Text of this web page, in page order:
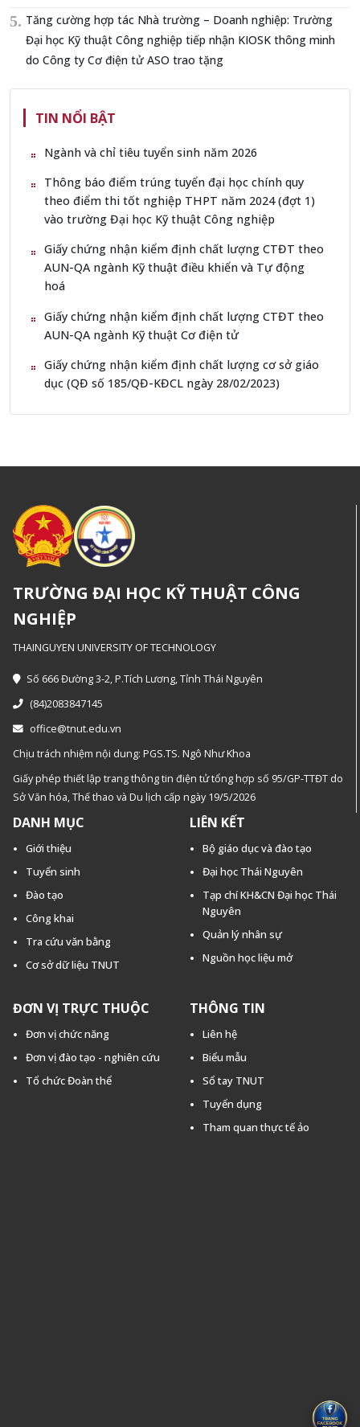
Tăng cường hợp tác Nhà trường – Doanh nghiệp: Trường
Đại học Kỹ thuật Công nghiệp tiếp nhận KIOSK thông minh
do Công ty Cơ điện tử ASO trao tặng
TIN NỔI BẬT
Ngành và chỉ tiêu tuyển sinh năm 2026
Thông báo điểm trúng tuyển đại học chính quy
theo điểm thi tốt nghiệp THPT năm 2024 (đợt 1)
vào trường Đại học Kỹ thuật Công nghiệp
Giấy chứng nhận kiểm định chất lượng CTĐT theo
AUN-QA ngành Kỹ thuật điều khiển và Tự động
hoá
Giấy chứng nhận kiểm định chất lượng CTĐT theo
AUN-QA ngành Kỹ thuật Cơ điện tử
Giấy chứng nhận kiểm định chất lượng cơ sở giáo
dục (QĐ số 185/QĐ-KĐCL ngày 28/02/2023)
TRƯỜNG ĐẠI HỌC KỸ THUẬT CÔNG
NGHIỆP
THAINGUYEN UNIVERSITY OF TECHNOLOGY
Số 666 Đường 3-2, P.Tích Lương, Tỉnh Thái Nguyên
(84)2083847145
office@tnut.edu.vn
Chịu trách nhiệm nội dung: PGS.TS. Ngô Như Khoa
Giấy phép thiết lập trang thông tin điện tử tổng hợp số 95/GP-TTĐT do
Sở Văn hóa, Thế thao và Du lịch cấp ngày 19/5/2026
DANH MỤC
Giới thiệu
Tuyển sinh
Đào tạo
Công khai
Tra cứu văn bằng
Cơ sở dữ liệu TNUT
LIÊN KẾT
Bộ giáo dục và đào tạo
Đại học Thái Nguyên
Tạp chí KH&CN Đại học Thái
Nguyên
Quản lý nhân sự
Nguồn học liệu mở
ĐƠN VỊ TRỰC THUỘC
Đơn vị chức năng
Đơn vị đào tạo - nghiên cứu
Tổ chức Đoàn thể
THÔNG TIN
Liên hệ
Biểu mẫu
Sổ tay TNUT
Tuyển dụng
Tham quan thực tế ảo